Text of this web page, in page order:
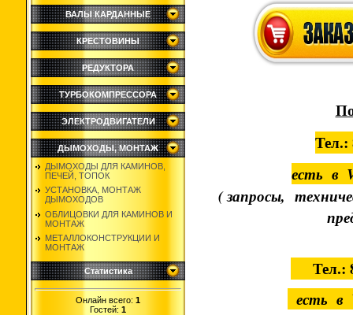
ВАЛЫ КАРДАННЫЕ
КРЕСТОВИНЫ
РЕДУКТОРА
ТУРБОКОМПРЕССОРА
ЭЛЕКТРОДВИГАТЕЛИ
ДЫМОХОДЫ, МОНТАЖ
ДЫМОХОДЫ ДЛЯ КАМИНОВ,
ПЕЧЕЙ, ТОПОК
УСТАНОВКА, МОНТАЖ
ДЫМОХОДОВ
ОБЛИЦОВКИ ДЛЯ КАМИНОВ И
МОНТАЖ
МЕТАЛЛОКОНСТРУКЦИИ И
МОНТАЖ
Статистика
Онлайн всего: 1
Гостей: 1
Тел.:
есть в
( запросы,
есть в